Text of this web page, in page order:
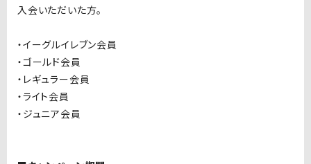
入会いただいた方。
・イーグルイレブン会員
・ゴールド会員
・レギュラー会員
・ライト会員
・ジュニア会員